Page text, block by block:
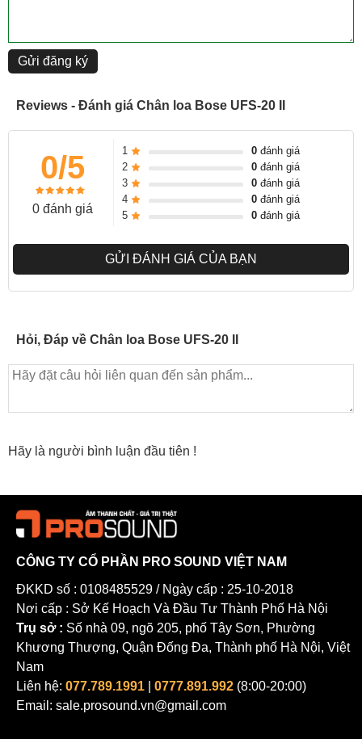
Chân loa Bose UFS-20được làm từ kim loại cao cấp nên có độ
bền cao.Đảm bảo loa được an toàn tuyệt đối.
dây nối loa giúpđảm bảotính thẩm mĩ cũng như không gây ra các
Gửi đăng ký
Reviews - Đánh giá Chân loa Bose UFS-20 II
0/5
0 đánh giá
1 0đánh giá
2
0đánh giá
3
0đánh giá
4
0đánh giá
5
0đánh giá
GỬI ĐÁNH GIÁ CỦA BẠN
Hỏi, Đáp về Chân loa Bose UFS-20 II
Hãy là người bình luận đầu tiên !
CÔNG TY CỔ PHẦN PRO SOUND VIỆT NAM
ĐKKD số : 0108485529 / Ngày cấp : 25-10-2018
Nơi cấp : Sở Kế Hoạch Và Đầu Tư Thành Phố Hà Nội
Trụ sở : Số nhà 09, ngõ 205, phố Tây Sơn, Phường
Khương Thượng, Quận Đống Đa, Thành phố Hà Nội, Việt
Nam
Liên hệ: 077.789.1991 0777.891.992 (8:00-20:00)
Email: sale.prosound.vn@gmail.com